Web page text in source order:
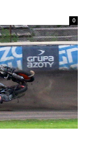
0